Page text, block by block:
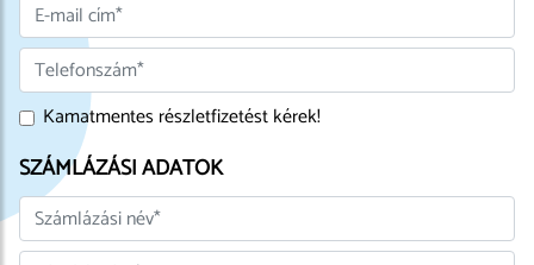
Kamatmentes részletfizetést kérek!
SZÁMLÁZÁSI ADATOK